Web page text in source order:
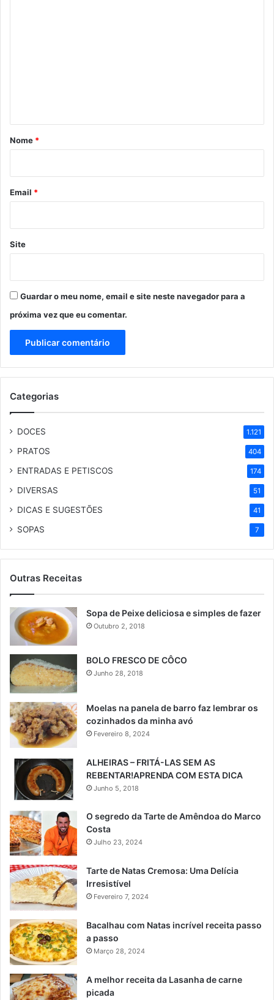
r
*
Nome *
Email *
Site
Guardar o meu nome, email e site neste navegador para a
próxima vez que eu comentar.
Categorias
DOCES 1.121
PRATOS 404
ENTRADAS E PETISCOS 174
DIVERSAS 51
DICAS E SUGESTÕES 41
SOPAS 7
Outras Receitas
Sopa de Peixe deliciosa e simples de fazer
Outubro 2, 2018
BOLO FRESCO DE CÔCO
Junho 28, 2018
Moelas na panela de barro faz lembrar os
cozinhados da minha avó
Fevereiro 8, 2024
ALHEIRAS – FRITÁ-LAS SEM AS
REBENTAR!APRENDA COM ESTA DICA
Junho 5, 2018
O segredo da Tarte de Amêndoa do Marco
Costa
Julho 23, 2024
Tarte de Natas Cremosa: Uma Delícia
Irresistível
Fevereiro 7, 2024
Bacalhau com Natas incrível receita passo
a passo
Março 28, 2024
A melhor receita da Lasanha de carne
picada